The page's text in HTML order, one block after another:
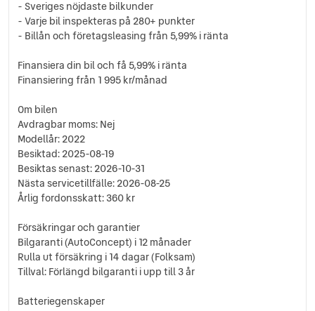
- Sveriges nöjdaste bilkunder
- Varje bil inspekteras på 280+ punkter
- Billån och företagsleasing från 5,99% i ränta
Finansiera din bil och få 5,99% i ränta
Finansiering från 1 995 kr/månad
Om bilen
Avdragbar moms: Nej
Modellår: 2022
Besiktad: 2025-08-19
Besiktas senast: 2026-10-31
Nästa servicetillfälle: 2026-08-25
Årlig fordonsskatt: 360 kr
Försäkringar och garantier
Bilgaranti (AutoConcept) i 12 månader
Rulla ut försäkring i 14 dagar (Folksam)
Tillval: Förlängd bilgaranti i upp till 3 år
Batteriegenskaper